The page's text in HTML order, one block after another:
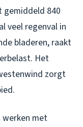
gemiddeld 840
veel regenval in
bladeren, raakt
Het
zorgt
werken met